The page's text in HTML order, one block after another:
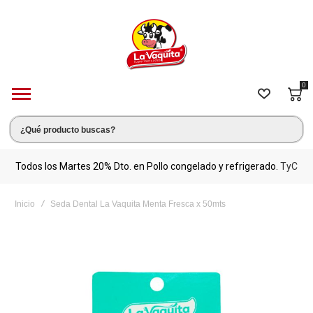
0
Todos los Martes 20% Dto. en Pollo congelado y refrigerado. TyC
Inicio Seda Dental La Vaquita Menta Fresca x 50mts